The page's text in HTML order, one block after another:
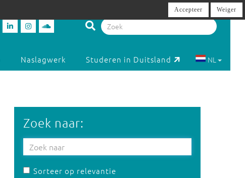
Naslagwerk Studeren in Duitsland NL
Zoek naar:
Sorteer op relevantie
Accepteer Weiger